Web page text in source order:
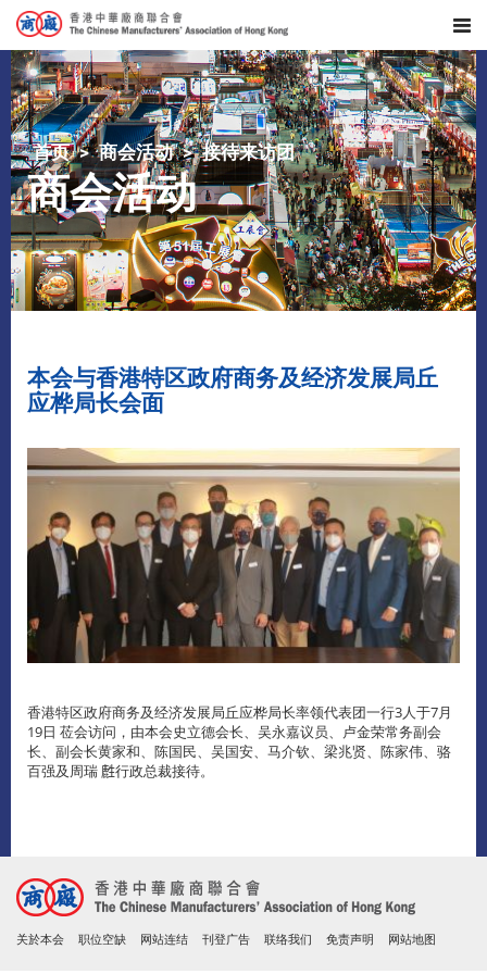
首页 商会活动 接待来访团
商会活动
本会与香港特区政府商务及经济发展局丘
应桦局长会面
香港特区政府商务及经济发展局丘应桦局长率领代表团一行3人于7月
19日 莅会访问，由本会史立德会长、吴永嘉议员、卢金荣常务副会
长、副会长黄家和、陈国民、吴国安、马介钦、梁兆贤、陈家伟、骆
百强及周瑞 𪊟行政总裁接待。
关於本会 职位空缺 网站连结 刊登广告 联络我们 免责声明 网站地图